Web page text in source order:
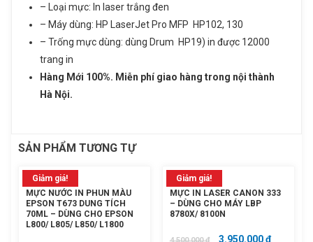
– Loại mực: In laser trắng đen
– Máy dùng: HP LaserJet Pro MFP HP102, 130
– Trống mực dùng: dùng Drum HP19) in được 12000
trang in
Hàng Mới 100%. Miễn phí giao hàng trong nội thành
Hà Nội.
SẢN PHẨM TƯƠNG TỰ
Giảm giá!
MỰC NƯỚC IN PHUN MÀU
EPSON T673 DUNG TÍCH
70ML – DÙNG CHO EPSON
L800/ L805/ L850/ L1800
Giảm giá!
MỰC IN LASER CANON 333
– DÙNG CHO MÁY LBP
8780X/ 8100N
4.500.000₫
GIÁ
3.950.000₫GIÁ
Gửi thông tin